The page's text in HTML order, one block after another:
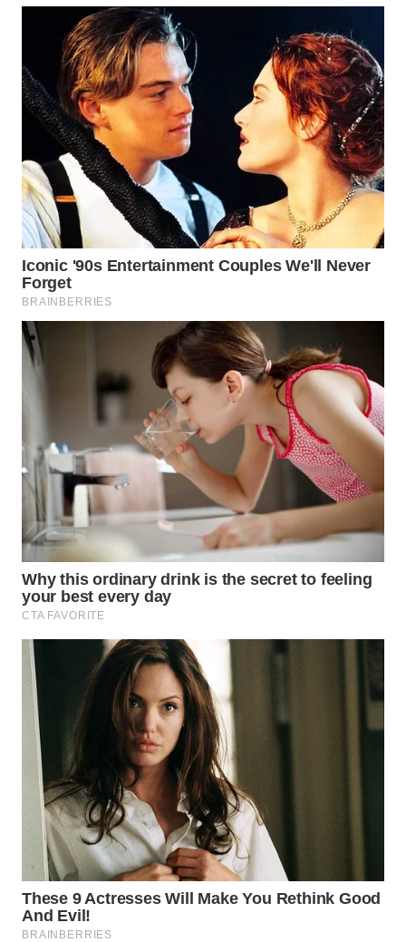
DEPOK
WN
TAPANULI
UTARA
WN
SAMOSIR
WN
PADANG
LAWAS
SUMEDANG
WN
KEPULAUAN
SERIBU
WN
TANGERANG
CIREBON
WN
INDRAMAYU
WN
KUNINGAN
WN
MAJALENGKA